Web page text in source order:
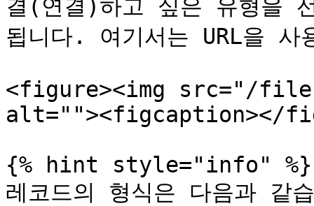
결(연결)하고 싶은 유형을
됩니다. 여기서는 URL을 사
<figure><img src="/files/
alt=""><figcaption></
{% hint style="info" %}
레코드의 형식은 다음과 같